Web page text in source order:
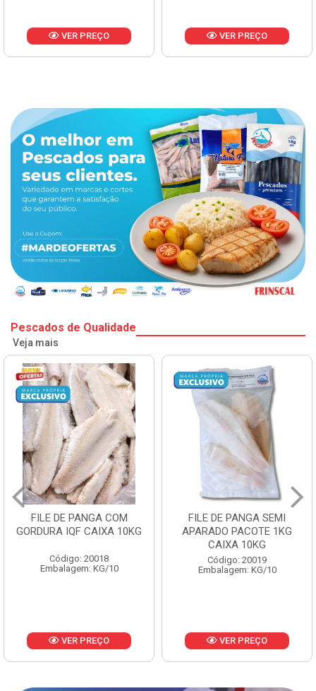
VER PREÇO VER PREÇO
Pescados de Qualidade
Veja mais
FILE DE PANGA SEMI
APARADO PACOTE 1KG
Código: 20019
Embalagem: KG/10
VER PREÇO
POLACA DESFIADA
PESCAMARES PCT5KG
CX10KG
Código: 20161
Embalagem: KG/10
VER PREÇO